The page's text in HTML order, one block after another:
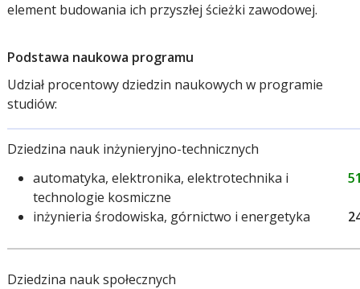
element budowania ich przyszłej ścieżki zawodowej.
Podstawa naukowa programu
Udział procentowy dziedzin naukowych w programie
studiów:
Dziedzina nauk inżynieryjno-technicznych
automatyka, elektronika, elektrotechnika i
technologie kosmiczne
inżynieria środowiska, górnictwo i energetyka
Dziedzina nauk społecznych